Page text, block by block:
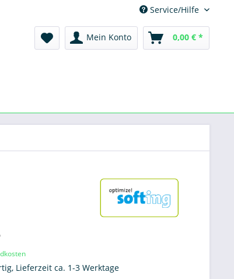
Service/Hilfe
Mein Konto 0,00 € *
Lieferzeit ca. 1-3 Werktage